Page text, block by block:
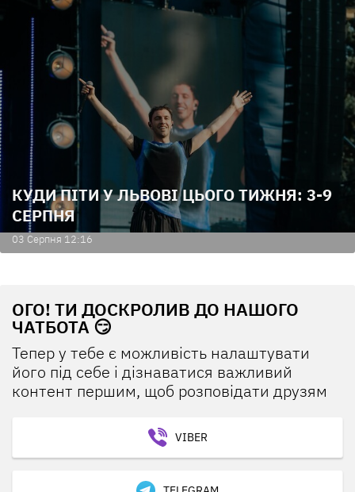
КУДИ ПІТИ У ЛЬВОВІ ЦЬОГО ТИЖНЯ: 3-9
СЕРПНЯ
03 Серпня 12:16
ОГО! ТИ ДОСКРОЛИВ ДО НАШОГО
ЧАТБОТА 😏
Тепер у тебе є можливість налаштувати
його під себе і дізнаватися важливий
контент першим, щоб розповідати друзям
VIBER